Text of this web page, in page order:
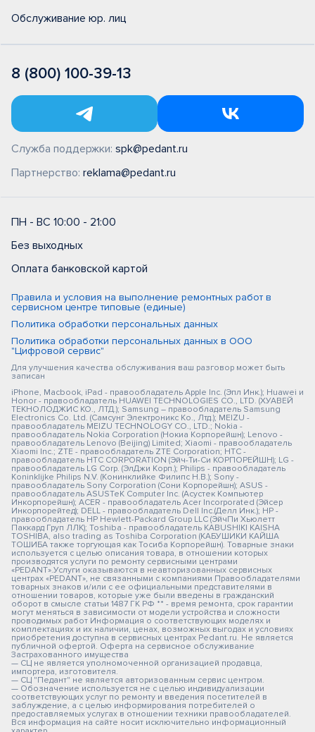
Обслуживание юр. лиц
8 (800) 100-39-13
Служба поддержки: spk@pedant.ru
Партнерство: reklama@pedant.ru
ПН - ВС 10:00 - 21:00
Без выходных
Оплата банковской картой
Правила и условия на выполнение ремонтных работ в
сервисном центре типовые (единые)
Политика обработки персональных данных
Политика обработки персональных данных в ООО
"Цифровой сервис"
Для улучшения качества обслуживания ваш разговор может быть
записан
iPhone, Macbook, iPad - правообладатель Apple Inc. (Эпл Инк.); Huawei и
Honor - правообладатель HUAWEI TECHNOLOGIES CO., LTD. (ХУАВЕЙ
ТЕКНОЛОДЖИС КО., ЛТД.); Samsung – правообладатель Samsung
Electronics Co. Ltd. (Самсунг Электроникс Ко., Лтд.); MEIZU -
правообладатель MEIZU TECHNOLOGY CO., LTD.; Nokia -
правообладатель Nokia Corporation (Нокиа Корпорейшн); Lenovo -
правообладатель Lenovo (Beijing) Limited; Xiaomi - правообладатель
Xiaomi Inc.; ZTE - правообладатель ZTE Corporation; HTC -
правообладатель HTC CORPORATION (Эйч-Ти-Си КОРПОРЕЙШН); LG -
правообладатель LG Corp. (ЭлДжи Корп.); Philips - правообладатель
Koninklijke Philips N.V. (Конинклийке Филипс Н.В.); Sony -
правообладатель Sony Corporation (Сони Корпорейшн); ASUS -
правообладатель ASUSTeK Computer Inc. (Асустек Компьютер
Инкорпорейшн); ACER - правообладатель Acer Incorporated (Эйсер
Инкорпорейтед); DELL - правообладатель Dell Inc.(Делл Инк.); HP -
правообладатель HP Hewlett-Packard Group LLC (ЭйчПи Хьюлетт
Паккард Груп ЛЛК); Toshiba - правообладатель KABUSHIKI KAISHA
TOSHIBA, also trading as Toshiba Corporation (КАБУШИКИ КАЙША
ТОШИБА также торгующая как Тосиба Корпорейшн). Товарные знаки
используется с целью описания товара, в отношении которых
производятся услуги по ремонту сервисными центрами
«PEDANT».Услуги оказываются в неавторизованных сервисных
центрах «PEDANT», не связанными с компаниями Правообладателями
товарных знаков и/или с ее официальными представителями в
отношении товаров, которые уже были введены в гражданский
оборот в смысле статьи 1487 ГК РФ ** - время ремонта, срок гарантии
могут меняться в зависимости от модели устройства и сложности
проводимых работ Информация о соответствующих моделях и
комплектациях и их наличии, ценах, возможных выгодах и условиях
приобретения доступна в сервисных центрах Pedant.ru. Не является
публичной офертой. Оферта на сервисное обслуживание
Застрахованного имущества
— СЦ не является уполномоченной организацией продавца,
импортера, изготовителя.
— СЦ "Педант" не является авторизованным сервис центром.
— Обозначение используется не с целью индивидуализации
соответствующих услуг по ремонту и введения посетителей в
заблуждение, а с целью информирования потребителей о
предоставляемых услугах в отношении техники правообладателей.
Вся информация на сайте носит исключительно информационный